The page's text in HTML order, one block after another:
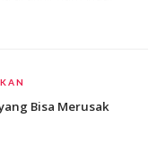
Bisa Merusak